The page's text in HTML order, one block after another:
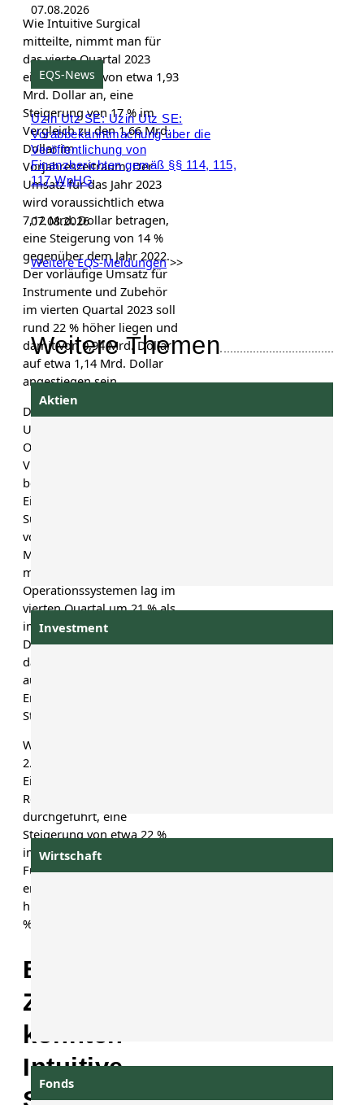
Wie Intuitive Surgical
mitteilte, nimmt man für
das vierte Quartal 2023
einen Umsatz von etwa 1,93
Mrd. Dollar an, eine
Steigerung von 17 % im
Vergleich zu den 1,66 Mrd.
Dollar im
Vorjahreszeitraum. Der
Umsatz für das Jahr 2023
wird voraussichtlich etwa
7,12 Mrd. Dollar betragen,
eine Steigerung von 14 %
gegenüber dem Jahr 2022.
Der vorläufige Umsatz für
Instrumente und Zubehör
im vierten Quartal 2023 soll
rund 22 % höher liegen und
damit von 0,94 Mrd. Dollar
auf etwa 1,14 Mrd. Dollar
angestiegen sein.
Der wichtigste
Umsatztreiber war der
Operationsroboter „da
Vinci“, der unter anderem
bei der Krebstherapie zum
Einsatz kommt. Intuitive
Surgical profitierte zudem
von gestiegenen Preisen für
Medizintechnik. Der Umsatz
mit dem „da Vinci“-
Operationssystemen lag im
vierten Quartal um 21 % als
im vorausgegangenen Jahr.
Den gestiegen Absatz führt
das Unternehmen vor allem
auf die postpandemische
Erholung in den Vereinigten
Staaten zurück.
Weltweit wurden rund
2.286.000 chirurgische
Eingriffe mit den OP-
Robotern der Amerikaner
durchgeführt, eine
Steigerung von etwa 22 %
im Vergleich zum Vorjahr.
Für das laufende Jahr
erwartet das Management
hier ein Plus von 13 bis 16
%.
Endgültige
Zahlen
könnten
Intuitive-
07.08.2026
EQS-News
Uzin Utz SE: Uzin Utz SE:
Vorabbekanntmachung über die
Veröffentlichung von
Finanzberichten gemäß §§ 114, 115,
117 WpHG
07.08.2026
Weitere EQS-Meldungen>>
Weitere Themen
Aktien
Investment
Wirtschaft
Fonds